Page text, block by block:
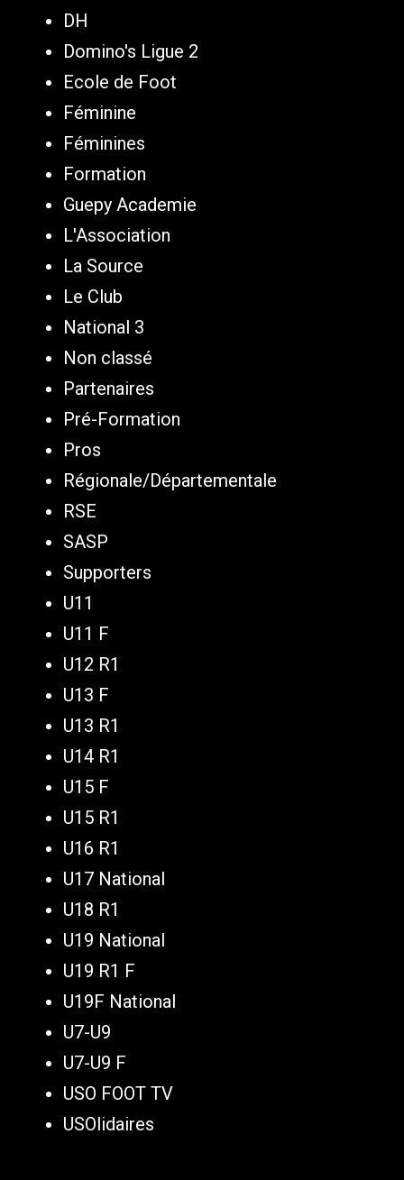
DH
Domino's Ligue 2
Ecole de Foot
Féminine
Féminines
Formation
Guepy Academie
L'Association
La Source
Le Club
National 3
Non classé
Partenaires
Pré-Formation
Pros
Régionale/Départementale
RSE
SASP
Supporters
U11
U11 F
U12 R1
U13 F
U13 R1
U14 R1
U15 F
U15 R1
U16 R1
U17 National
U18 R1
U19 National
U19 R1 F
U19F National
U7-U9
U7-U9 F
USO FOOT TV
USOlidaires